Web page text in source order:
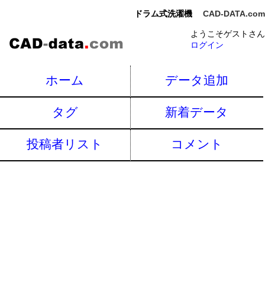
ドラム式洗濯機 CAD-DATA.com
ようこそゲストさん
ログイン
ホーム データ追加
タグ 新着データ
投稿者リスト コメント